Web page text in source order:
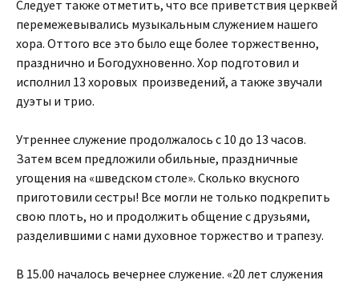
Следует также отметить, что все приветствия церквей
перемежевывались музыкальным служением нашего
хора. Оттого все это было еще более торжественно,
празднично и Богодухновенно. Хор подготовил и
исполнил 13 хоровых произведений, а также звучали
дуэты и трио.
Утреннее служение продолжалось с 10 до 13 часов.
Затем всем предложили обильные, праздничные
угощения на «шведском столе». Сколько вкусного
приготовили сестры! Все могли не только подкрепить
свою плоть, но и продолжить общение с друзьями,
разделившими с нами духовное торжество и трапезу.
В 15.00 началось вечернее служение. «20 лет служения